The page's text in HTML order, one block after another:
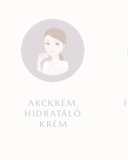
ARCKRÉM,
HIDRATÁLÓ
KRÉM